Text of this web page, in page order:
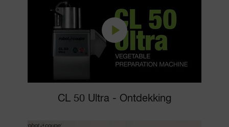
CL 50 Ultra - Ontdekking